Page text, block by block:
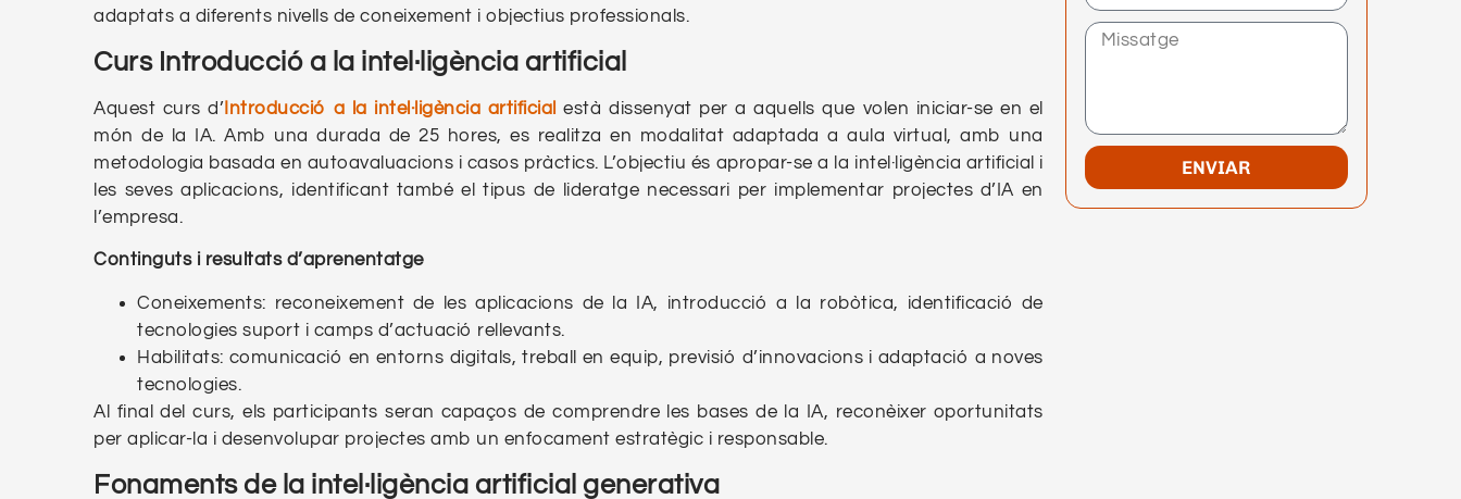
adaptats a diferents nivells de coneixement i objectius professionals.
Curs Introducció a la intel·ligència artificial
Aquest curs d’ Introducció a la intel·ligència artificial està dissenyat per a aquells que volen iniciar-se en el
món de la IA. Amb una durada de 25 hores, es realitza en modalitat adaptada a aula virtual, amb una
metodologia basada en autoavaluacions i casos pràctics. L’objectiu és apropar-se a la intel·ligència artificial i
les seves aplicacions, identificant també el tipus de lideratge necessari per implementar projectes d’IA en
l’empresa.
Continguts i resultats d’aprenentatge
Coneixements: reconeixement de les aplicacions de la IA, introducció a la robòtica, identificació de
tecnologies suport i camps d’actuació rellevants.
Habilitats: comunicació en entorns digitals, treball en equip, previsió d’innovacions i adaptació a noves
tecnologies.
Al final del curs, els participants seran capaços de comprendre les bases de la IA, reconèixer oportunitats
per aplicar-la i desenvolupar projectes amb un enfocament estratègic i responsable.
Fonaments de la intel·ligència artificial generativa
ENVIAR